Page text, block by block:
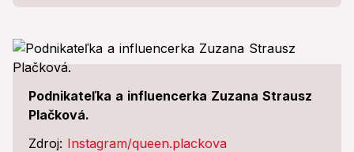
Podnikateľka a influencerka Zuzana Strausz
Plačková.
Zdroj: Instagram/queen.plackova